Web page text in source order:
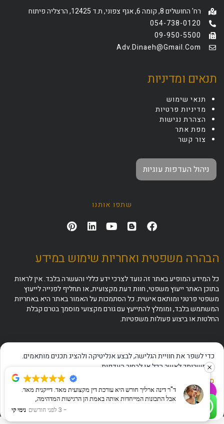
רח' החושלים 8, קומה 6, אגף צפוני, ת.ד 12425, הרצליה פיתוח
054-738-0120
09-950-5500
Adv.dinaeh@gmail.com
תנאים ומדיניות
תנאי שימוש
מדיניות פרטיות
הצהרת נגישות
מפת אתר
צור קשר
ניהול העדפות עוגיות
שתפו אותנו
הבהרה משפטית ואחריות שימוש במידע
כל המידע המופיע באתר זה נועד לצרכי ידע כללי והעשרה בלבד. אין לראות
בתוכן האתר ייעוץ משפטי, חוות דעת מקצועית, או תחליף לפנייה לייעוץ
משפטי פרטני ומותאם אישית. כל הסתמכות על האמור באתר היא באחריות
המשתמש בלבד, ומומלץ להתייעץ עם גורם מקצועי מוסמך בטרם קבלת
החלטות או ביצוע פעולות משפטיות.
✦שאלו את ה-AI שלנו
התקשרו עכשיו לוואטסאפ מהיר
כדי לשפר את חוויית הגלישה, לבצע אנליטיקה ולהציג תכנים מותאמים.
באפשרותך לאשר הכל או לבחור העדפות.
מדיניות פרטיות
הצהרת נגישות
אישור הכל דחייה ניהול העדפות
ד"ר דינה ארליך חורש היא עורכת דין מקצועית מאד. דייקנית מאד.
אבל התכונות המייחדות אותה באמת הן הרגישות המדהימה,
האכפתיות והעדינות שבה היא מתקשרת עם אדם מבוגר שבישורתנימי קי 3 לפני חודשים